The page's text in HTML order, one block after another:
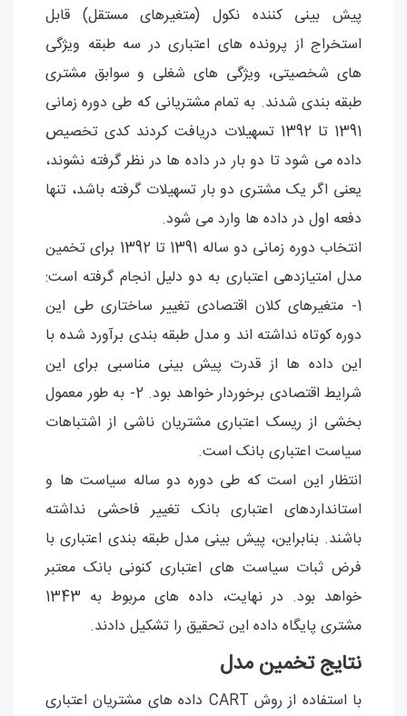
پیش بینی کننده نکول (متغیرهای مستقل) قابل
استخراج از پرونده های اعتباری در سه طبقه ویژگی
های شخصیتی، ویژگی های شغلی و سوابق مشتری
طبقه بندی شدند. به تمام مشتریانی که طی دوره زمانی
1391 تا 1392 تسهیلات دریافت کردند کدی تخصیص
داده می شود تا دو بار در داده ها در نظر گرفته نشوند،
یعنی اگر یک مشتری دو بار تسهیلات گرفته باشد، تنها
دفعه اول در داده ها وارد می شود.
انتخاب دوره زمانی دو ساله 1391 تا 1392 برای تخمین
مدل امتیازدهی اعتباری به دو دلیل انجام گرفته است:
1- متغیرهای کلان اقتصادی تغییر ساختاری طی این
دوره کوتاه نداشته اند و مدل طبقه بندی برآورد شده با
این داده ها از قدرت پیش بینی مناسبی برای این
شرایط اقتصادی برخوردار خواهد بود. 2- به طور معمول
بخشی از ریسک اعتباری مشتریان ناشی از اشتباهات
سیاست اعتباری بانک است.
انتظار این است که طی دوره دو ساله سیاست ها و
استانداردهای اعتباری بانک تغییر فاحشی نداشته
باشند. بنابراین، پیش بینی مدل طبقه بندی اعتباری با
فرض ثبات سیاست های اعتباری کنونی بانک معتبر
خواهد بود. در نهایت، داده های مربوط به 1343
مشتری پایگاه داده این تحقیق را تشکیل دادند.
نتایج تخمین مدل
با استفاده از روش CART داده های مشتریان اعتباری